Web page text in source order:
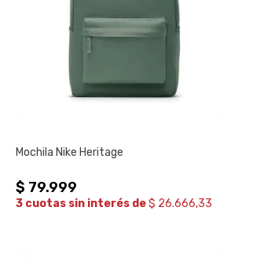
Mochila Nike Heritage
$ 79.999
3 cuotas sin interés de$ 26.666,33